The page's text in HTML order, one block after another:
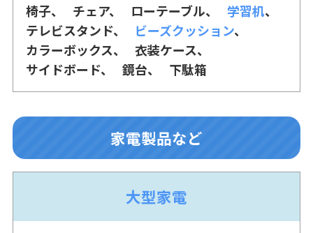
椅子 チェア ローテーブル
学習机
テレビスタンド
ビーズクッション
カラーボックス
衣装ケース
サイドボード
鏡台 下駄箱
家電製品など
大型家電